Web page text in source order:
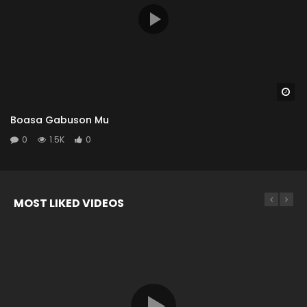
Boasa Gabuson Mu
0 1.5K 0
MOST LIKED VIDEOS